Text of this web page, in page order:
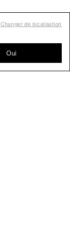
Changer de localisation
Oui